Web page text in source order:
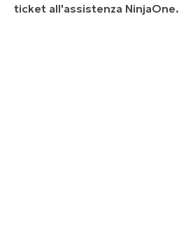
ticket all'assistenza NinjaOne.